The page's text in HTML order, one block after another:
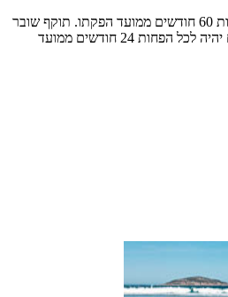
תוקף שובר כספי הינו לכל הפחות 60 חודשים ממועד הפקתו. תוקף שובר
לרכישת מוצר או שירות מסויים יהיה לכל הפחות 24 חודשים ממועד